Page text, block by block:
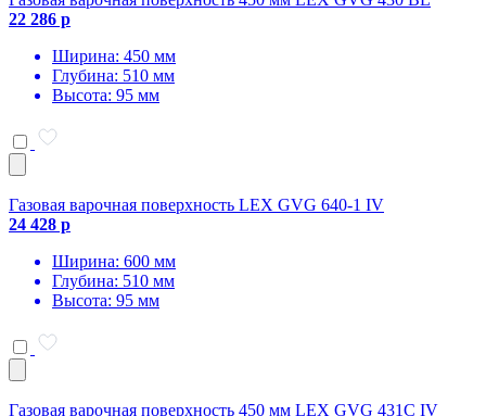
22 286 р
Ширина: 450 мм
Глубина: 510 мм
Высота: 95 мм
Газовая варочная поверхность LEX GVG 640-1 IV
24 428 р
Ширина: 600 мм
Глубина: 510 мм
Высота: 95 мм
Газовая варочная поверхность 450 мм LEX GVG 431C IV